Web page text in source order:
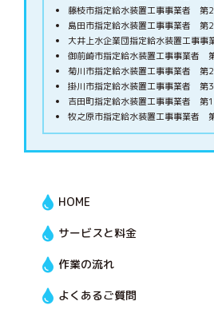
藤枝市指定給水装置工事事業者 第
島田市指定給水装置工事事業者 第
大井上水企業団指定給水装置工事
御前崎市指定給水装置工事事業者
菊川市指定給水装置工事事業者 第
掛川市指定給水装置工事事業者 第
吉田町指定給水装置工事事業者 第
牧之原市指定給水装置工事事業者
HOME
サービスと料金
作業の流れ
よくあるご質問